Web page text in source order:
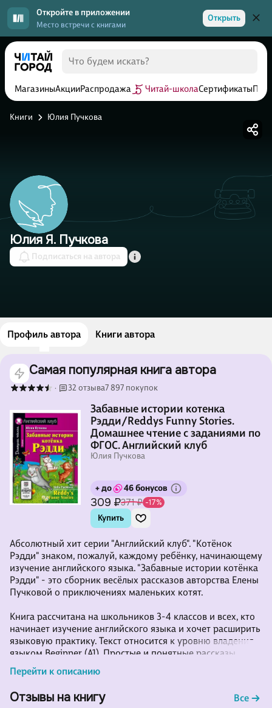
Откройте в приложении
Место встречи с книгами
Открыть
МагазиныАкцииРаспродажа Читай-школаСертификаты
Книги Юлия Пучкова
Юлия Я. Пучкова
Подписаться на автора
Профиль автора Книги автора
Самая популярная книга автора
· 32 отзыва7 897 покупок
Забавные истории котенка
Рэдди/Reddys Funny Stories.
Домашнее чтение с заданиями по
ФГОС. Английский клуб
Юлия Пучкова
+ до 46 бонусов
309 ₽371 ₽ -17%
Купить
Абсолютный хит серии "Английский клуб". "Котёнок
Рэдди" знаком, пожалуй, каждому ребёнку, начинающему
изучение английского языка. "Забавные истории котёнка
Рэдди" - это сборник весёлых рассказов авторства Елены
Пучковой о приключениях маленьких котят.
Книга рассчитана на школьников 3-4 классов и всех, кто
начинает изучение английского языка и хочет расширить
языковую практику. Текст относится к уровню владения
языком Beginner (A1). Простые и понятные рассказы
помогут учащимся и всем желающим расширить
лексический запас, отработать грамматические правила
и потренировать коммуникативные навыки устной речи,
чтения, перевода и пересказа.
Перейти к описанию
Отзывы на книгу Все